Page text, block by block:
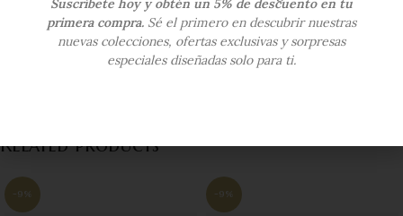
Additional information
Related products
-9% -9%
primera compra. Sé el primero en descubrir nuestras
nuevas colecciones, ofertas exclusivas y sorpresas
especiales diseñadas solo para ti.